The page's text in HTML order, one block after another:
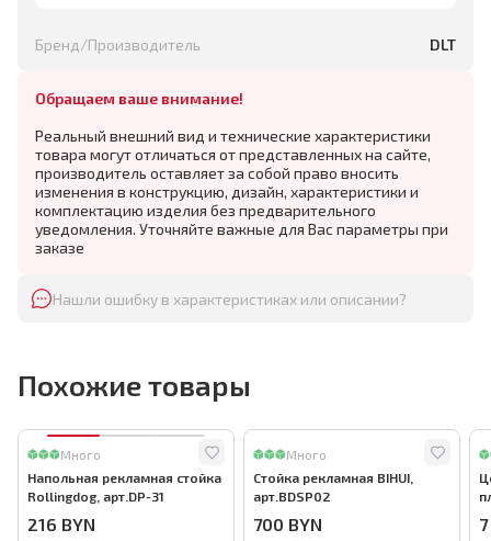
Бренд/Производитель DLT
Обращаем ваше внимание!
Реальный внешний вид и технические характеристики
товара могут отличаться от представленных на сайте,
производитель оставляет за собой право вносить
изменения в конструкцию, дизайн, характеристики и
комплектацию изделия без предварительного
уведомления. Уточняйте важные для Вас параметры при
заказе
Нашли ошибку в характеристиках или описании?
Похожие товары
Много
Напольная рекламная стойка
Rollingdog, арт.DP-31
216 BYN
Много
Стойка рекламная BIHUI,
арт.BDSP02
700 BYN 7